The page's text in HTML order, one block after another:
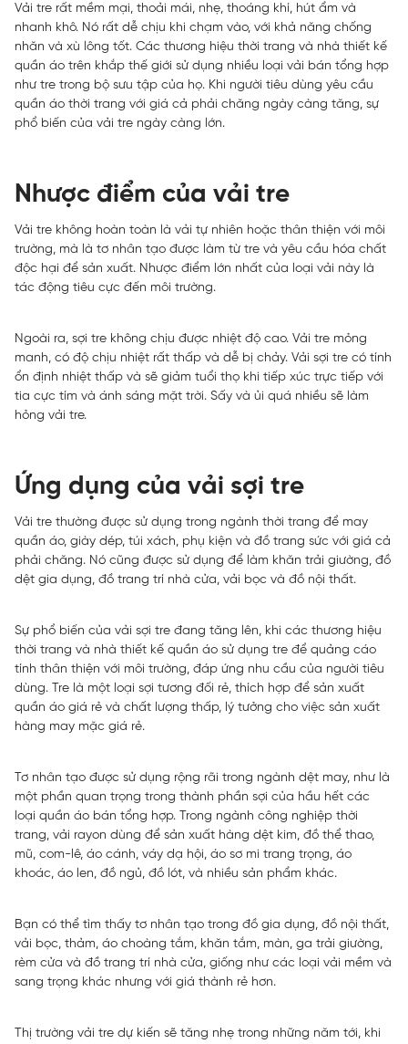
Vải tre rất mềm mại, thoải mái, nhẹ, thoáng khí, hút ẩm và
nhanh khô. Nó rất dễ chịu khi chạm vào, với khả năng chống
nhăn và xù lông tốt. Các thương hiệu thời trang và nhà thiết kế
quần áo trên khắp thế giới sử dụng nhiều loại vải bán tổng hợp
như tre trong bộ sưu tập của họ. Khi người tiêu dùng yêu cầu
quần áo thời trang với giá cả phải chăng ngày càng tăng, sự
phổ biến của vải tre ngày càng lớn.
Nhược điểm của vải tre
Vải tre không hoàn toàn là vải tự nhiên hoặc thân thiện với môi
trường, mà là tơ nhân tạo được làm từ tre và yêu cầu hóa chất
độc hại để sản xuất. Nhược điểm lớn nhất của loại vải này là
tác động tiêu cực đến môi trường.
Ngoài ra, sợi tre không chịu được nhiệt độ cao. Vải tre mỏng
manh, có độ chịu nhiệt rất thấp và dễ bị chảy. Vải sợi tre có tính
ổn định nhiệt thấp và sẽ giảm tuổi thọ khi tiếp xúc trực tiếp với
tia cực tím và ánh sáng mặt trời. Sấy và ủi quá nhiều sẽ làm
hỏng vải tre.
Ứng dụng của vải sợi tre
Vải tre thường được sử dụng trong ngành thời trang để may
quần áo, giày dép, túi xách, phụ kiện và đồ trang sức với giá cả
phải chăng. Nó cũng được sử dụng để làm khăn trải giường, đồ
dệt gia dụng, đồ trang trí nhà cửa, vải bọc và đồ nội thất.
Sự phổ biến của vải sợi tre đang tăng lên, khi các thương hiệu
thời trang và nhà thiết kế quần áo sử dụng tre để quảng cáo
tính thân thiện với môi trường, đáp ứng nhu cầu của người tiêu
dùng. Tre là một loại sợi tương đối rẻ, thích hợp để sản xuất
quần áo giá rẻ và chất lượng thấp, lý tưởng cho việc sản xuất
hàng may mặc giá rẻ.
Tơ nhân tạo được sử dụng rộng rãi trong ngành dệt may, như là
một phần quan trọng trong thành phần sợi của hầu hết các
loại quần áo bán tổng hợp. Trong ngành công nghiệp thời
trang, vải rayon dùng để sản xuất hàng dệt kim, đồ thể thao,
mũ, com-lê, áo cánh, váy dạ hội, áo sơ mi trang trọng, áo
khoác, áo len, đồ ngủ, đồ lót, và nhiều sản phẩm khác.
Bạn có thể tìm thấy tơ nhân tạo trong đồ gia dụng, đồ nội thất,
vải bọc, thảm, áo choàng tắm, khăn tắm, màn, ga trải giường,
rèm cửa và đồ trang trí nhà cửa, giống như các loại vải mềm và
sang trọng khác nhưng với giá thành rẻ hơn.
Thị trường vải tre dự kiến sẽ tăng nhẹ trong những năm tới, khi